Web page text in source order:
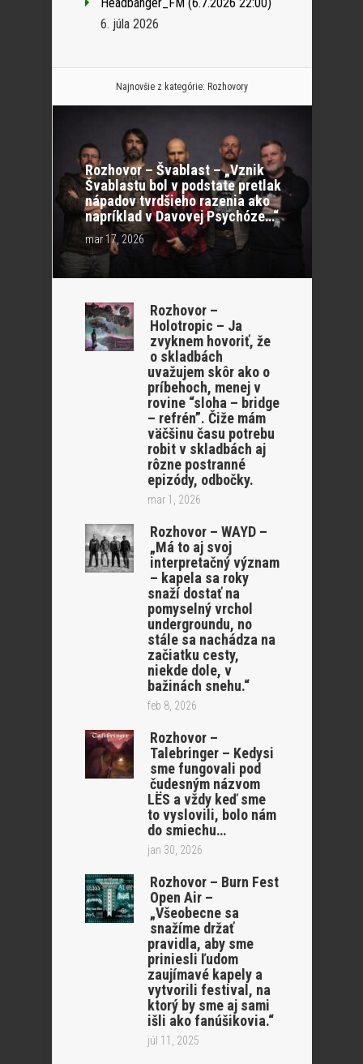
6. júla 2026
Najnovšie z kategórie: Rozhovory
Rozhovor – Švablast – „Vznik
Švablastu bol v podstate pretlak
nápadov tvrdšieho razenia ako
napríklad v Davovej Psychóze…“
mar 17, 2026
Rozhovor –
Holotropic – Ja
zvyknem hovoriť, že
o skladbách
uvažujem skôr ako o
príbehoch, menej v
rovine “sloha – bridge
– refrén”. Čiže mám
väčšinu času potrebu
robit v skladbách aj
rôzne postranné
epizódy, odbočky.
mar 1, 2026
Rozhovor – WAYD –
„Má to aj svoj
interpretačný význam
– kapela sa roky
snaží dostať na
pomyselný vrchol
undergroundu, no
stále sa nachádza na
začiatku cesty,
niekde dole, v
bažinách snehu.“
feb 8, 2026
Rozhovor –
Talebringer – Kedysi
sme fungovali pod
čudesným názvom
LËS a vždy keď sme
to vyslovili, bolo nám
do smiechu…
jan 30, 2026
Rozhovor – Burn Fest
Open Air –
„Všeobecne sa
snažíme držať
pravidla, aby sme
priniesli ľudom
zaujímavé kapely a
vytvorili festival, na
ktorý by sme aj sami
išli ako fanúšikovia.“
júl 11, 2025